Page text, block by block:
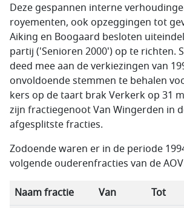
Deze gespannen interne
royementen, ook opzeggingen tot
Aiking en Boogaard besloten
partij ('Senioren 2000') op te richten.
deed mee aan de verkiezingen van
onvoldoende stemmen te behalen
kers op de taart brak Verkerk op 31
zijn fractiegenoot Van Wingerden in
afgesplitste fracties.
Zodoende waren er in de periode
volgende ouderenfracties van de
Naam fractie
Van
Tot